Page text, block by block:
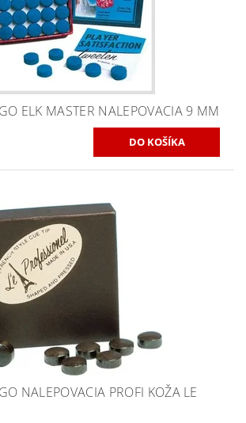
ELK MASTER NALEPOVACIA 9 MM
NALEPOVACIA PROFI KOŽA LE